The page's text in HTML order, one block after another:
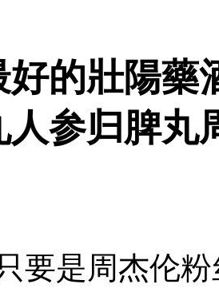
的壯陽藥
参归脾丸
要是周杰伦